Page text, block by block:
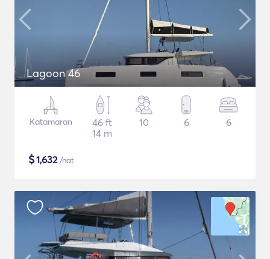
Lagoon 46
Katamaran
46 ft
14 m
10 6 6
$1,632/nat